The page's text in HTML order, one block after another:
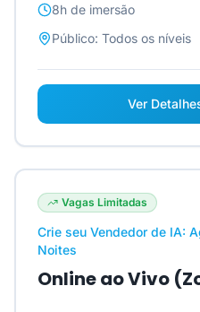
8h de imersão
Público: Todos os níveis
Ver
Vagas Limitadas
Crie seu Vendedor de IA:
Noites
Online ao Vivo